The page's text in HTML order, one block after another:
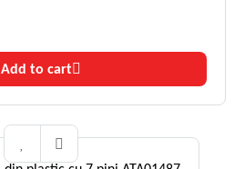
Add to cart